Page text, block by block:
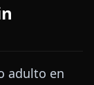
adulto en